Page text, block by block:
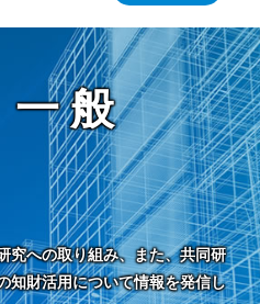
一般
究への取り組み、また、共同研
知財活用について情報を発信し